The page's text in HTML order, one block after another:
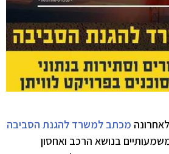
מכתב למשרד להגנת הסביבה
בנושא הרכב ואחסון